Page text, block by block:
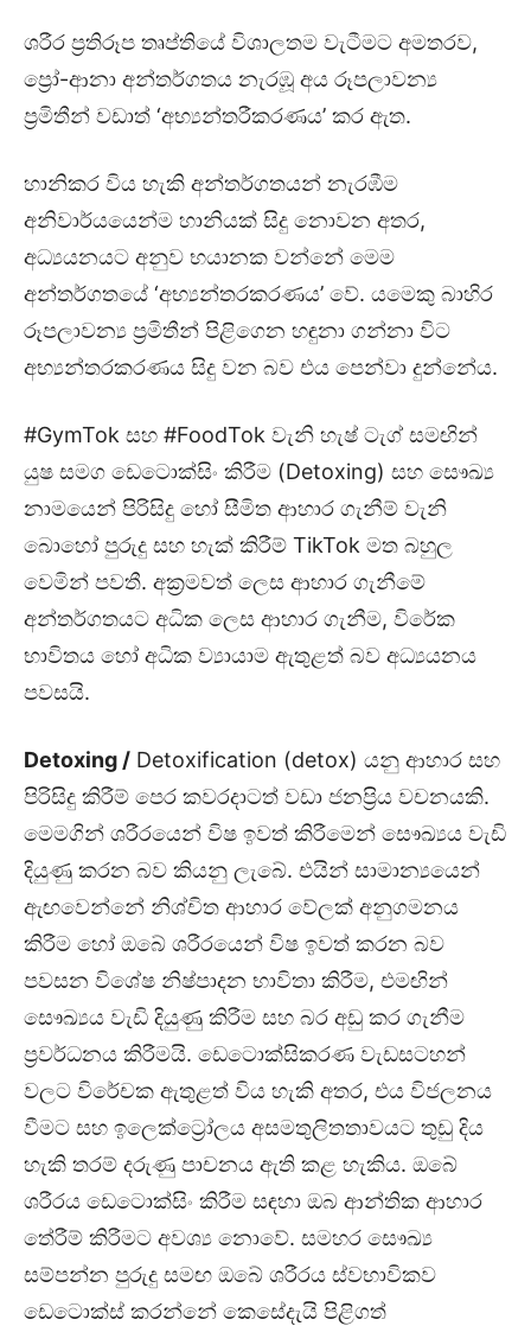
ශරීර ප්‍රතිරූප තෘප්තියේ විශාලතම වැටීමට අමතරව,
ප්‍රෝ-ආනා අන්තර්ගතය නැරඹූ අය රූපලාවන්‍ය
ප්‍රමිතීන් වඩාත් ‘අභ්‍යන්තරීකරණය’ කර ඇත.
හානිකර විය හැකි අන්තර්ගතයන් නැරඹීම
අනිවාර්යයෙන්ම හානියක් සිදු නොවන අතර,
අධ්‍යයනයට අනුව භයානක වන්නේ මෙම
අන්තර්ගතයේ ‘අභ්‍යන්තරකරණය’ වේ. යමෙකු බාහිර
රූපලාවන්‍ය ප්‍රමිතීන් පිළිගෙන හඳුනා ගන්නා විට
අභ්‍යන්තරකරණය සිදු වන බව එය පෙන්වා දුන්නේය.
#GymTok සහ #FoodTok වැනි හැෂ් ටැග් සමඟින්
යුෂ සමග ඩෙටොක්සිං කිරීම (Detoxing) සහ සෞඛ්‍ය
නාමයෙන් පිරිසිදු හෝ සීමිත ආහාර ගැනීම් වැනි
බොහෝ පුරුදු සහ හැක් කිරීම් TikTok මත බහුල
වෙමින් පවතී. අක්‍රමවත් ලෙස ආහාර ගැනීමේ
අන්තර්ගතයට අධික ලෙස ආහාර ගැනීම, විරේක
භාවිතය හෝ අධික ව්‍යායාම ඇතුළත් බව අධ්‍යයනය
පවසයි.
Detoxing / Detoxification (detox) යනු ආහාර සහ
පිරිසිදු කිරීම් පෙර කවරදාටත් වඩා ජනප්‍රිය වචනයකි.
මෙමගින් ශරීරයෙන් විෂ ඉවත් කිරීමෙන් සෞඛ්‍යය වැඩි
දියුණු කරන බව කියනු ලැබේ. එයින් සාමාන්‍යයෙන්
ඇඟවෙන්නේ නිශ්චිත ආහාර වේලක් අනුගමනය
කිරීම හෝ ඔබේ ශරීරයෙන් විෂ ඉවත් කරන බව
පවසන විශේෂ නිෂ්පාදන භාවිතා කිරීම, එමඟින්
සෞඛ්‍යය වැඩි දියුණු කිරීම සහ බර අඩු කර ගැනීම
ප්‍රවර්ධනය කිරීමයි. ඩෙටොක්සිකරණ වැඩසටහන්
වලට විරේචක ඇතුළත් විය හැකි අතර, එය විජලනය
වීමට සහ ඉලෙක්ට්‍රෝලය අසමතුලිතතාවයට තුඩු දිය
හැකි තරම් දරුණු පාචනය ඇති කළ හැකිය. ඔබේ
ශරීරය ඩෙටොක්සිං කිරීම සඳහා ඔබ ආන්තික ආහාර
තේරීම් කිරීමට අවශ්‍ය නොවේ. සමහර සෞඛ්‍ය
සම්පන්න පුරුදු සමඟ ඔබේ ශරීරය ස්වභාවිකව
ඩෙටොක්ස් කරන්නේ කෙසේදැයි පිළිගත්